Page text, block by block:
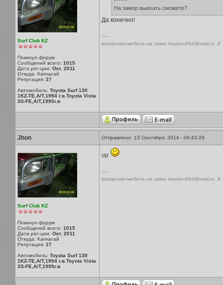
Surf Club KZ
Покинул форум
Сообщений всего: 1015
Дата рег-ции: Окт. 2011
Откуда: Капчагай
Репутация: 27
Автомобиль: Toyota Surf 130
1KZ-TE,A/T,1994 г.в.Toyota Vista
3S-FE,A/T,1995г.в
На замер выехать сможете?
Да конечно!
-----
корпусная мебель на заказ kryukov064@mail.ru
Jhon Отправлено: 13 Сентября, 2014 - 04:43:28
Surf Club KZ
Покинул форум
Сообщений всего: 1015
Дата рег-ции: Окт. 2011
Откуда: Капчагай
Репутация: 27
Автомобиль: Toyota Surf 130
1KZ-TE,A/T,1994 г.в.Toyota Vista
3S-FE,A/T,1995г.в
up
-----
корпусная мебель на заказ kryukov064@mail.ru